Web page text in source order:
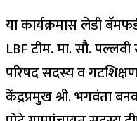
या कार्यक्रमास लेडी
LBF टीम. मा. सौ.
परिषद सदस्य व
केंद्रप्रमुख श्री. भगवंता